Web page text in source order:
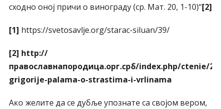
сходно оној причи о винограду (ср. Мат. 20, 1-10)“[2]
[1] https://svetosavlje.org/starac-siluan/39/
[2] http://
православнапородица.орг.срб/index.php/ctenie/
grigorije-palama-o-strastima-i-vrlinama
Ако желите да се дубље упознате са својом вером,